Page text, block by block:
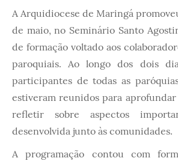
A Arquidiocese de Maringá
de maio, no Seminário Santo
de formação voltado aos
paroquiais. Ao longo dos dois
participantes de todas as
estiveram reunidos para
refletir sobre aspectos
desenvolvida junto às comunidades.
A programação contou com